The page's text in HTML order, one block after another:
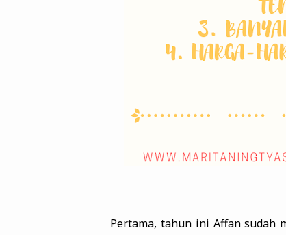
Pertama, tahun ini Affan sudah